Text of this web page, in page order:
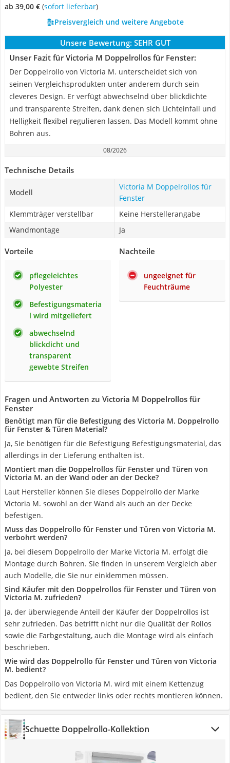
ab 39,00 € ( Sofort lieferbar)
Preisvergleich und weitere Angebote
Unsere Bewertung: SEHR GUT
Unser Fazit für Victoria M Doppelrollos für Fenster:
Der Doppelrollo von Victoria M. unterscheidet sich von
seinen Vergleichsprodukten unter anderem durch sein
cleveres Design. Er verfügt abwechselnd über blickdichte
und transparente Streifen, dank denen sich Lichteinfall und
Helligkeit flexibel regulieren lassen. Das Modell kommt ohne
Bohren aus.
08/2026
Technische Details
Modell
Victoria M Doppelrollos für
Fenster
Klemmträger verstellbar
Keine Herstellerangabe
Wandmontage
Ja
Vorteile
pflegeleichtes
Polyester
Befestigungsmateria
l wird mitgeliefert
abwechselnd
blickdicht und
transparent
gewebte Streifen
Nachteile
ungeeignet für
Feuchträume
Fragen und Antworten zu Victoria M Doppelrollos für
Fenster
Benötigt man für die Befestigung des Victoria M. Doppelrollo
für Fenster & Türen Material?
Ja, Sie benötigen für die Befestigung Befestigungsmaterial, das
allerdings in der Lieferung enthalten ist.
Montiert man die Doppelrollos für Fenster und Türen von
Victoria M. an der Wand oder an der Decke?
Laut Hersteller können Sie dieses Doppelrollo der Marke
Victoria M. sowohl an der Wand als auch an der Decke
befestigen.
Muss das Doppelrollo für Fenster und Türen von Victoria M.
verbohrt werden?
Ja, bei diesem Doppelrollo der Marke Victoria M. erfolgt die
Montage durch Bohren. Sie finden in unserem Vergleich aber
auch Modelle, die Sie nur einklemmen müssen.
Sind Käufer mit den Doppelrollos für Fenster und Türen von
Victoria M. zufrieden?
Ja, der überwiegende Anteil der Käufer der Doppelrollos ist
sehr zufrieden. Das betrifft nicht nur die Qualität der Rollos
sowie die Farbgestaltung, auch die Montage wird als einfach
beschrieben.
Wie wird das Doppelrollo für Fenster und Türen von Victoria
M. bedient?
Das Doppelrollo von Victoria M. wird mit einem Kettenzug
bedient, den Sie entweder links oder rechts montieren können.
Schuette Doppelrollo-Kollektion